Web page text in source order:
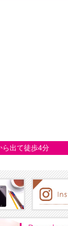
ら出て徒歩4分